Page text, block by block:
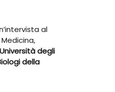
al
Università degli
della